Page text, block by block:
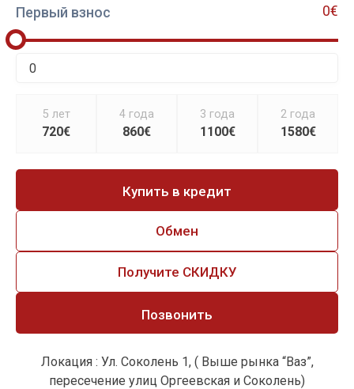
Первый взнос 0€
5 лет
720€
4 года
860€
3 года
1100€
2 года
1580€
Купить в кредит
Обмен
Получите СКИДКУ
Позвонить
Локация : Ул. Соколень 1, ( Выше рынка “Ваз”,
пересечение улиц Оргеевская и Соколень)